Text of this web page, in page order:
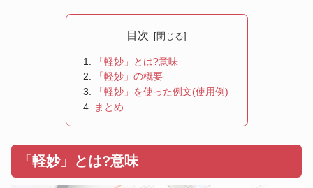
目次
「軽妙」とは?意味
「軽妙」の概要
「軽妙」を使った例文(使用例)
まとめ
「軽妙」とは?意味